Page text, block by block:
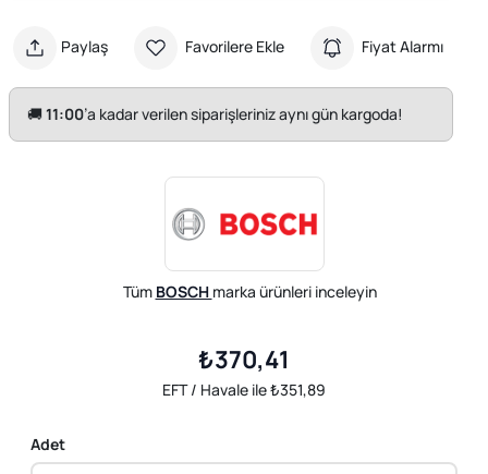
Paylaş Favorilere Ekle Fiyat Alarmı
🚚11:00’a kadar verilen siparişleriniz aynı gün kargoda!
Tüm BOSCH marka ürünleri inceleyin
₺370,41
EFT / Havale ile ₺351,89
Adet